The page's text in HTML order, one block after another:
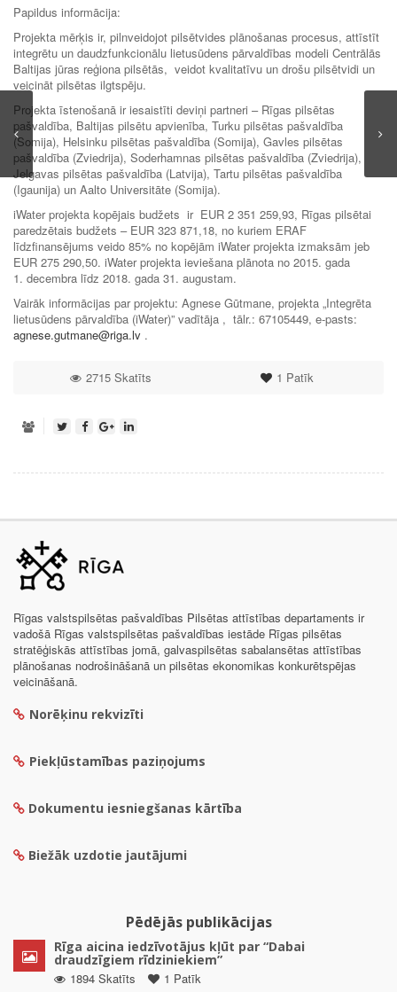
Papildus informācija:
Projekta mērķis ir, pilnveidojot pilsētvides plānošanas procesus, attīstīt
integrētu un daudzfunkcionālu lietusūdens pārvaldības modeli Centrālās
Baltijas jūras reģiona pilsētās, veidot kvalitatīvu un drošu pilsētvidi un
veicināt pilsētas ilgtspēju.
Projekta īstenošanā ir iesaistīti deviņi partneri – Rīgas pilsētas
pašvaldība, Baltijas pilsētu apvienība, Turku pilsētas pašvaldība
(Somija), Helsinku pilsētas pašvaldība (Somija), Gavles pilsētas
pašvaldība (Zviedrija), Soderhamnas pilsētas pašvaldība (Zviedrija),
Jelgavas pilsētas pašvaldība (Latvija), Tartu pilsētas pašvaldība
(Igaunija) un Aalto Universitāte (Somija).
iWater projekta kopējais budžets ir EUR 2 351 259,93, Rīgas pilsētai
paredzētais budžets – EUR 323 871,18, no kuriem ERAF
līdzfinansējums veido 85% no kopējām iWater projekta izmaksām jeb
EUR 275 290,50. iWater projekta ieviešana plānota no 2015. gada
1. decembra līdz 2018. gada 31. augustam.
Vairāk informācijas par projektu: Agnese Gūtmane, projekta „Integrēta
lietusūdens pārvaldība (iWater)” vadītāja , tālr.: 67105449, e-pasts:
agnese.gutmane@riga.lv .
1 Patīk
2715 Skatīts
Rīgas valstspilsētas pašvaldības Pilsētas attīstības departaments ir
vadošā Rīgas valstspilsētas pašvaldības iestāde Rīgas pilsētas
stratēģiskās attīstības jomā, galvaspilsētas sabalansētas attīstības
plānošanas nodrošināšanā un pilsētas ekonomikas konkurētspējas
veicināšanā.
Norēķinu rekvizīti
Piekļūstamības paziņojums
Dokumentu iesniegšanas kārtība
Biežāk uzdotie jautājumi
Pēdējās publikācijas
Rīga aicina iedzīvotājus kļūt par “Dabai
draudzīgiem rīdziniekiem”
1894 Skatīts
1 Patīk